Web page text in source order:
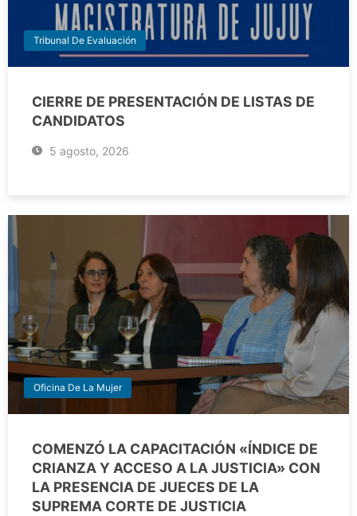
Tribunal De Evaluación
CIERRE DE PRESENTACIÓN DE LISTAS DE
CANDIDATOS
5 agosto, 2026
Oficina De La Mujer
COMENZÓ LA CAPACITACIÓN «ÍNDICE DE
CRIANZA Y ACCESO A LA JUSTICIA» CON
LA PRESENCIA DE JUECES DE LA
SUPREMA CORTE DE JUSTICIA